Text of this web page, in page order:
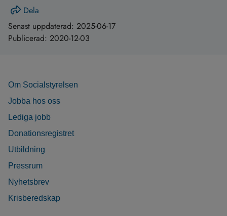
Dela
Senast uppdaterad: 2025-06-17
Publicerad: 2020-12-03
Om Socialstyrelsen
Jobba hos oss
Lediga jobb
Donationsregistret
Utbildning
Pressrum
Nyhetsbrev
Krisberedskap